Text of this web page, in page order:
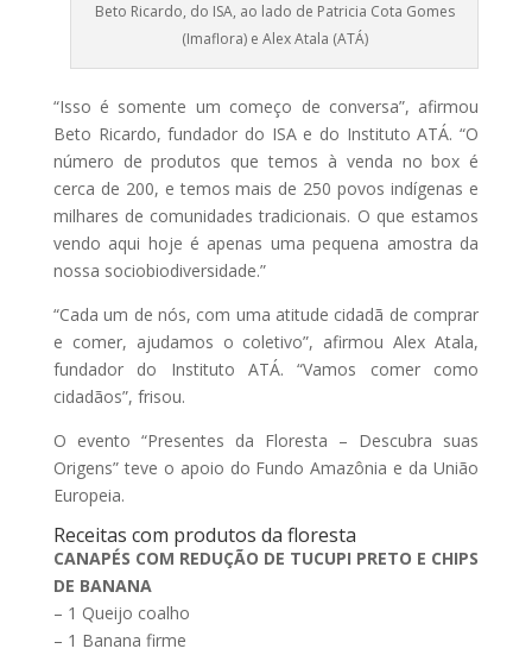
Beto Ricardo, do ISA, ao lado de Patricia Cota Gomes
(Imaflora) e Alex Atala (ATÁ)
“Isso é somente um começo de conversa”, afirmou
Beto Ricardo, fundador do ISA e do Instituto ATÁ. “O
número de produtos que temos à venda no box é
cerca de 200, e temos mais de 250 povos indígenas e
milhares de comunidades tradicionais. O que estamos
vendo aqui hoje é apenas uma pequena amostra da
nossa sociobiodiversidade.”
“Cada um de nós, com uma atitude cidadã de comprar
e comer, ajudamos o coletivo”, afirmou Alex Atala,
fundador do Instituto ATÁ. “Vamos comer como
cidadãos”, frisou.
O evento “Presentes da Floresta – Descubra suas
Origens” teve o apoio do Fundo Amazônia e da União
Europeia.
Receitas com produtos da floresta
CANAPÉS COM REDUÇÃO DE TUCUPI PRETO E CHIPS
DE BANANA
– 1 Queijo coalho
– 1 Banana firme